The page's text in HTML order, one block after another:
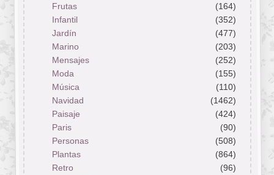
Frutas
(164)
Infantil
(352)
Jardín
(477)
Marino
(203)
Mensajes
(252)
Moda
(155)
Música
(110)
Navidad
(1462)
Paisaje
(424)
Paris
(90)
Personas
(508)
Plantas
(864)
Retro
(96)